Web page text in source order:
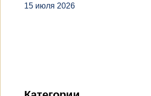
15 июля 2026